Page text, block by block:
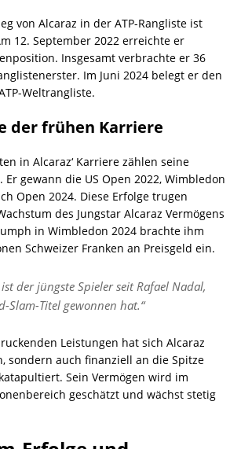
von Alcaraz in der ATP-Rangliste ist
12. September 2022 erreichte er
Insgesamt verbrachte er 36
Im Juni 2024 belegt er den
Weltrangliste.
der frühen Karriere
in Alcaraz‘ Karriere zählen seine
Er gewann die US Open 2022, Wimbledon
Open 2024. Diese Erfolge trugen
des Jungstar Alcaraz Vermögens
in Wimbledon 2024 brachte ihm
Schweizer Franken an Preisgeld ein.
der jüngste Spieler seit Rafael Nadal,
Slam-Titel gewonnen hat.“
Leistungen hat sich Alcaraz
sondern auch finanziell an die Spitze
Sein Vermögen wird im
geschätzt und wächst stetig